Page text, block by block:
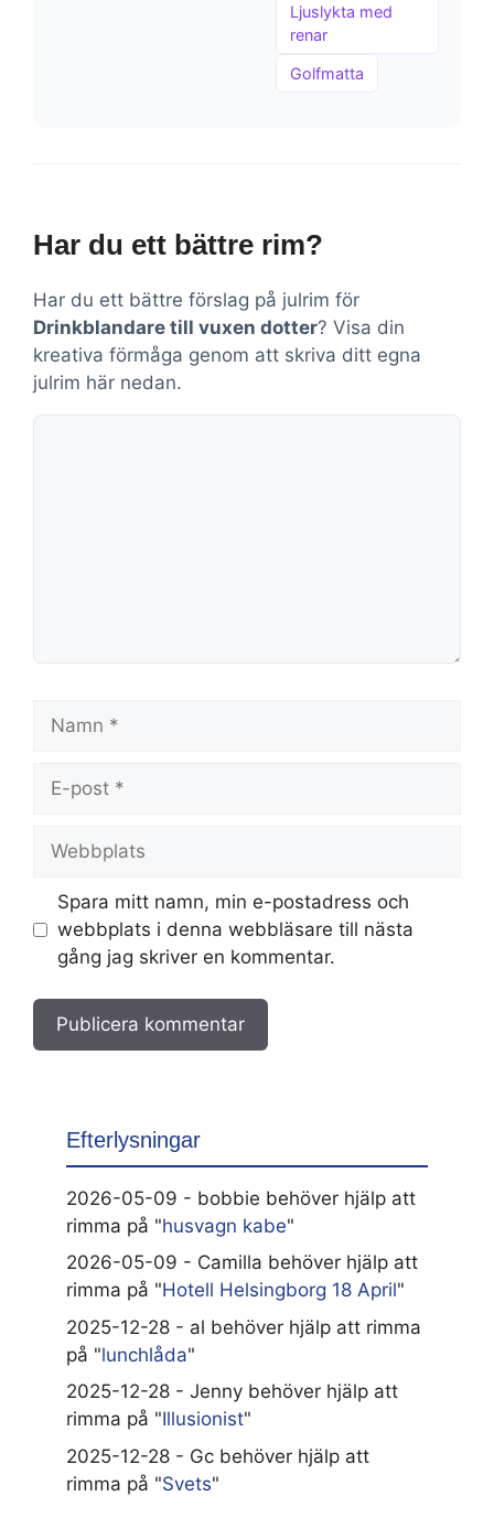
Ljuslykta med
renar
Golfmatta
Har du ett bättre rim?
Har du ett bättre förslag på julrim för
Drinkblandare till vuxen dotter? Visa din
kreativa förmåga genom att skriva ditt egna
julrim här nedan.
Kommentar
post
Spara mitt namn, min e-postadress och
webbplats i denna webbläsare till nästa
gång jag skriver en kommentar.
Efterlysningar
2026-05-09 - bobbie behöver hjälp att
rimma på "husvagn kabe"
2026-05-09 - Camilla behöver hjälp att
rimma på "Hotell Helsingborg 18 April"
2025-12-28 - al behöver hjälp att rimma
på "lunchlåda"
2025-12-28 - Jenny behöver hjälp att
rimma på "Illusionist"
2025-12-28 - Gc behöver hjälp att
rimma på "Svets"